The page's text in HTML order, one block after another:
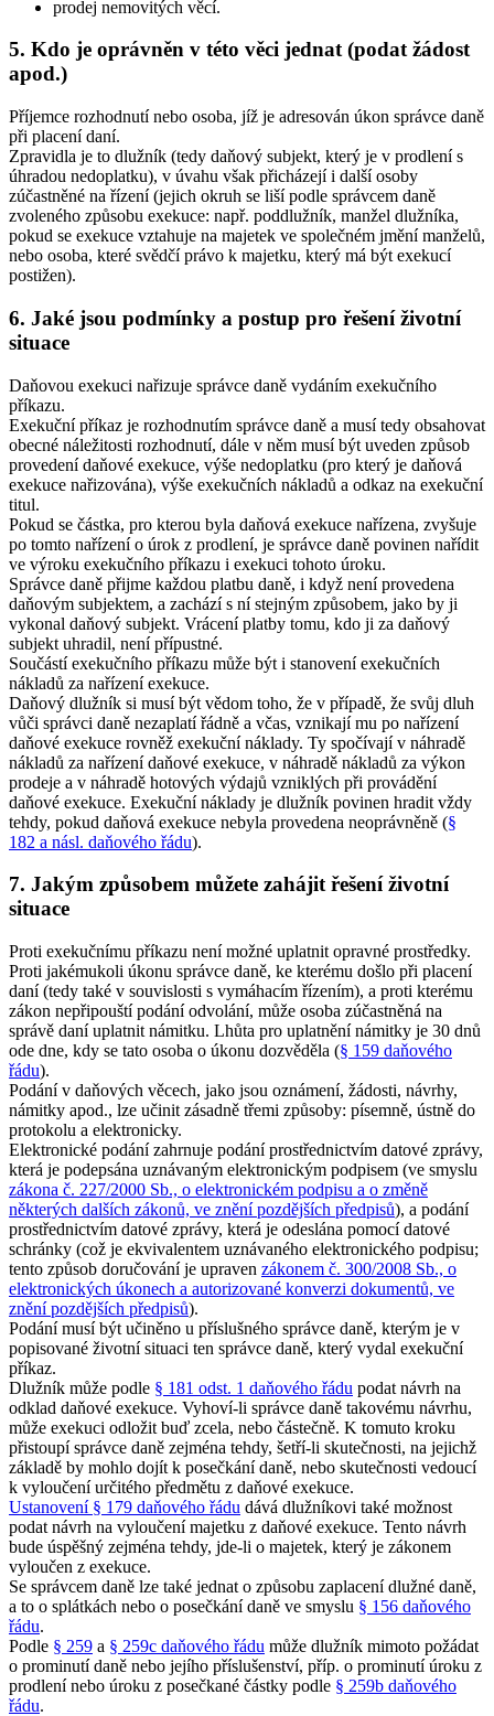
prodej nemovitých věcí.
5. Kdo je oprávněn v této věci jednat (podat žádost
apod.)
Příjemce rozhodnutí nebo osoba, jíž je adresován úkon správce daně
při placení daní.
Zpravidla je to dlužník (tedy daňový subjekt, který je v prodlení s
úhradou nedoplatku), v úvahu však přicházejí i další osoby
zúčastněné na řízení (jejich okruh se liší podle správcem daně
zvoleného způsobu exekuce: např. poddlužník, manžel dlužníka,
pokud se exekuce vztahuje na majetek ve společném jmění manželů,
nebo osoba, které svědčí právo k majetku, který má být exekucí
postižen).
6. Jaké jsou podmínky a postup pro řešení životní
situace
Daňovou exekuci nařizuje správce daně vydáním exekučního
příkazu.
Exekuční příkaz je rozhodnutím správce daně a musí tedy obsahovat
obecné náležitosti rozhodnutí, dále v něm musí být uveden způsob
provedení daňové exekuce, výše nedoplatku (pro který je daňová
exekuce nařizována), výše exekučních nákladů a odkaz na exekuční
titul.
Pokud se částka, pro kterou byla daňová exekuce nařízena, zvyšuje
po tomto nařízení o úrok z prodlení, je správce daně povinen nařídit
ve výroku exekučního příkazu i exekuci tohoto úroku.
Správce daně přijme každou platbu daně, i když není provedena
daňovým subjektem, a zachází s ní stejným způsobem, jako by ji
vykonal daňový subjekt. Vrácení platby tomu, kdo ji za daňový
subjekt uhradil, není přípustné.
Součástí exekučního příkazu může být i stanovení exekučních
nákladů za nařízení exekuce.
Daňový dlužník si musí být vědom toho, že v případě, že svůj dluh
vůči správci daně nezaplatí řádně a včas, vznikají mu po nařízení
daňové exekuce rovněž exekuční náklady. Ty spočívají v náhradě
nákladů za nařízení daňové exekuce, v náhradě nákladů za výkon
prodeje a v náhradě hotových výdajů vzniklých při provádění
daňové exekuce. Exekuční náklady je dlužník povinen hradit vždy
tehdy, pokud daňová exekuce nebyla provedena neoprávněně (§
182 a násl. daňového řádu).
7. Jakým způsobem můžete zahájit řešení životní
situace
Proti exekučnímu příkazu není možné uplatnit opravné prostředky.
Proti jakémukoli úkonu správce daně, ke kterému došlo při placení
daní (tedy také v souvislosti s vymáhacím řízením), a proti kterému
zákon nepřipouští podání odvolání, může osoba zúčastněná na
správě daní uplatnit námitku. Lhůta pro uplatnění námitky je 30 dnů
ode dne, kdy se tato osoba o úkonu dozvěděla (§ 159 daňového
řádu).
Podání v daňových věcech, jako jsou oznámení, žádosti, návrhy,
námitky apod., lze učinit zásadně třemi způsoby: písemně, ústně do
protokolu a elektronicky.
Elektronické podání zahrnuje podání prostřednictvím datové zprávy,
která je podepsána uznávaným elektronickým podpisem (ve smyslu
zákona č. 227/2000 Sb., o elektronickém podpisu a o změně
některých dalších zákonů, ve znění pozdějších předpisů), a podání
prostřednictvím datové zprávy, která je odeslána pomocí datové
schránky (což je ekvivalentem uznávaného elektronického podpisu;
tento způsob doručování je upraven zákonem č. 300/2008 Sb., o
elektronických úkonech a autorizované konverzi dokumentů, ve
znění pozdějších předpisů).
Podání musí být učiněno u příslušného správce daně, kterým je v
popisované životní situaci ten správce daně, který vydal exekuční
příkaz.
Dlužník může podle § 181 odst. 1 daňového řádu podat návrh na
odklad daňové exekuce. Vyhoví-li správce daně takovému návrhu,
může exekuci odložit buď zcela, nebo částečně. K tomuto kroku
přistoupí správce daně zejména tehdy, šetří-li skutečnosti, na jejichž
základě by mohlo dojít k posečkání daně, nebo skutečnosti vedoucí
k vyloučení určitého předmětu z daňové exekuce.
Ustanovení § 179 daňového řádu dává dlužníkovi také možnost
podat návrh na vyloučení majetku z daňové exekuce. Tento návrh
bude úspěšný zejména tehdy, jde-li o majetek, který je zákonem
vyloučen z exekuce.
Se správcem daně lze také jednat o způsobu zaplacení dlužné daně,
a to o splátkách nebo o posečkání daně ve smyslu § 156 daňového
řádu.
Podle § 259 a § 259c daňového řádu může dlužník mimoto požádat
o prominutí daně nebo jejího příslušenství, příp. o prominutí úroku z
prodlení nebo úroku z posečkané částky podle § 259b daňového
řádu.